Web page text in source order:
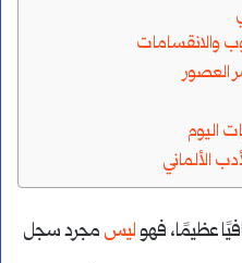
والانقسامات
العصور
اليوم
الألماني
عظيمًا، فهوليس مجرد سجل